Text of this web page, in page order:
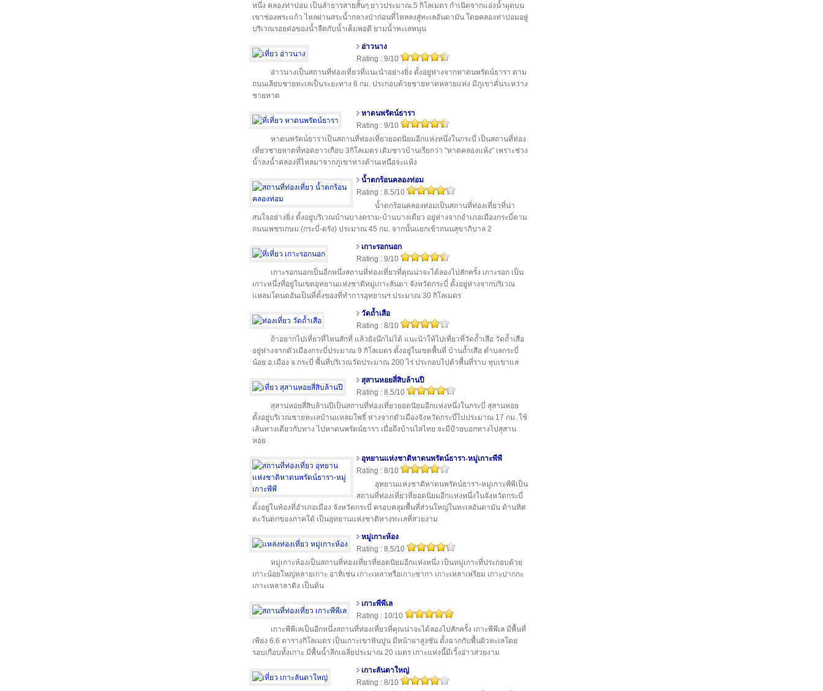
หนึ่ง คลองท่าปอม เป็นลำธารสายสั้นๆ ยาวประมาณ 5 กิโลเมตร กำเนิดจากแอ่งน้ำผุดบน
เขาช่องพระแก้ว ไหลผ่านสระน้ำกลางป่าก่อนที่ไหลลงสู่ทะเลอันดามัน โดยคลองท่าปอมอยู่
บริเวณรอยต่อของน้ำจืดกับน้ำเค็มพอดี ยามน้ำทะเลหนุน
อ่าวนาง
Rating : 9/10
อ่าวนางเป็นสถานที่ท่องเที่ยวที่แนะนำอย่างยิ่ง ตั้งอยู่ห่างจากหาดนพรัตน์ธารา ตาม
ถนนเลียบชายทะเลเป็นระยะทาง 6 กม. ประกอบด้วยชายหาดหลายแห่ง มีภูเขาคั่นระหว่าง
ชายหาด
หาดนพรัตน์ธารา
Rating : 9/10
หาดนพรัตน์ธาราเป็นสถานที่ท่องเที่ยวยอดนิยมอีกแห่งหนึ่งในกระบี่ เป็นสถานที่ท่อง
เที่ยวชายหาดที่ทอดยาวเกือบ 3กิโลเมตร เดิมชาวบ้านเรียกว่า "หาดคลองแห้ง" เพราะช่วง
น้ำลงน้ำคลองที่ไหลมาจากภูเขาทางด้านเหนือจะแห้ง
น้ำตกร้อนคลองท่อม
Rating : 8.5/10
น้ำตกร้อนคลองท่อมเป็นสถานที่ท่องเที่ยวที่น่า
สนใจอย่างยิ่ง ตั้งอยู่บริเวณบ้านบางคราม-บ้านบางเตียว อยู่ห่างจากอำเภอเมืองกระบี่ตาม
ถนนเพชรเกษม (กระบี่-ตรัง) ประมาณ 45 กม. จากนั้นแยกเข้าถนนสุขาภิบาล 2
เกาะรอกนอก
Rating : 9/10
เกาะรอกนอกเป็นอีกหนึ่งสถานที่ท่องเที่ยวที่คุณน่าจะได้ลองไปสักครั้ง เกาะรอก เป็น
เกาะหนึ่งที่อยู่ในเขตอุทยานแห่งชาติหมู่เกาะลันตา จังหวัดกระบี่ ตั้งอยู่ห่างจากบริเวณ
แหลมโตนดอันเป็นที่ตั้งของที่ทำการอุทยานฯ ประมาณ 30 กิโลเมตร
วัดถ้ำเสือ
Rating : 8/10
ถ้าอยากไปเที่ยวที่ไหนสักที่ แล้วยังนึกไม่ได้ แนะนำให้ไปเที่ยวที่วัดถ้ำเสือ วัดถ้ำเสือ
อยู่ห่างจากตัวเมืองกระบี่ประมาณ 9 กิโลเมตร ตั้งอยู่ในเขตพื้นที่ บ้านถ้ำเสือ ตำบลกระบี่
น้อย อ.เมือง จ.กระบี่ พื้นที่บริเวณวัดประมาณ 200 ไร่ ประกอบไปด้วพื้นที่ราบ หุบเขาแล
สุสานหอยสี่สิบล้านปี
Rating : 8.5/10
สุสานหอยสี่สิบล้านปีเป็นสถานที่ท่องเที่ยวยอดนิยมอีกแห่งหนึ่งในกระบี่ สุสานหอย
ตั้งอยู่บริเวณชายทะเลบ้านแหลมโพธิ์ ห่างจากตัวเมืองจังหวัดกระบี่ไปประมาณ 17 กม. ใช้
เส้นทางเดียวกับทาง ไปหาดนพรัตน์ธารา เมื่อถึงบ้านไสไทย จะมีป้ายบอกทางไปสุสาน
หอย
อุทยานแห่งชาติหาดนพรัตน์ธารา-หมู่เกาะพีพี
Rating : 8/10
อุทยานแห่งชาติหาดนพรัตน์ธารา-หมู่เกาะพีพีเป็น
สถานที่ท่องเที่ยวที่ยอดนิยมอีกแห่งหนึ่งในจังหวัดกระบี่
ตั้งอยู่ในท้องที่อำเภอเมือง จังหวัดกระบี่ ครอบคลุมพื้นที่ส่วนใหญ่ในทะเลอันดามัน ด้านทิศ
ตะวันตกของภาคใต้ เป็นอุทยานแห่งชาติทางทะเลที่สวยงาม
หมู่เกาะห้อง
Rating : 8.5/10
หมู่เกาะห้องเป็นสถานที่ท่องเที่ยวที่ยอดนิยมอีกแห่งหนึ่ง เป็นหมู่เกาะที่ประกอบด้วย
เกาะน้อยใหญ่หลายเกาะ อาทิเช่น เกาะเหลาหรือเกาะซากา เกาะเหลาเหรียม เกาะปากกะ
เกาะเหลาลาดิง เป็นต้น
เกาะพีพีเล
Rating : 10/10
เกาะพีพีเลเป็นอีกหนึ่งสถานที่ท่องเที่ยวที่คุณน่าจะได้ลองไปสักครั้ง เกาะพีพีเล มีพื้นที่
เพียง 6.6 ตารางกิโลเมตร เป็นเกาะเขาหินปูน มีหน้าผาสูงชัน ตั้งฉากกับพื้นผิวทะเลโดย
รอบเกือบทั้งเกาะ มีพื้นน้ำลึกเฉลี่ยประมาณ 20 เมตร เกาะแห่งนี้มีเวิ้งอ่าวสวยงาม
เกาะลันตาใหญ่
Rating : 8/10